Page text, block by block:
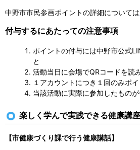
中野市市民参画ポイントの詳細については
付与するにあたっての注意事項
ポイントの付与には中野市公式
と
活動当日に会場でQRコードを読
１アカウントにつき１回のみポ
当該活動に実際に参加したもの
楽しく学んで実践できる健康講
【市健康づくり課で行う健康講話】